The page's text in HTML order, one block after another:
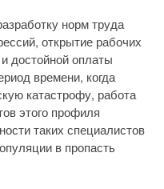
норм труда
открытие рабочих
достойной оплаты
времени, когда
катастрофу, работа
этого профиля
таких специалистов
в пропасть